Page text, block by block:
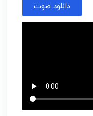
دانلود صوت